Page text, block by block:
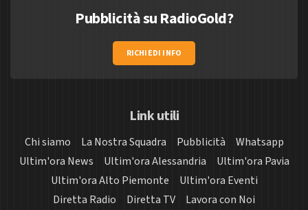
Pubblicità su RadioGold?
RICHIEDI INFO
Link utili
Chi siamo La Nostra Squadra Pubblicità
Whatsapp
Ultim'ora News
Ultim'ora Alessandria
Ultim'ora Pavia
Ultim'ora Alto Piemonte
Ultim'ora Eventi
Diretta Radio
Diretta TV Lavora con Noi